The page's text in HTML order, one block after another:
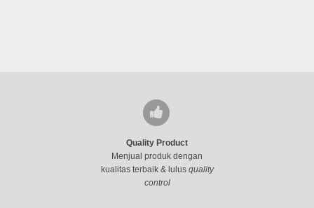
Quality Product
Menjual produk dengan
kualitas terbaik & lulus quality
control